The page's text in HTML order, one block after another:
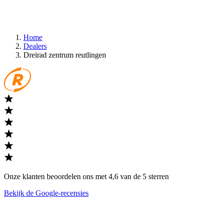
Home
Dealers
Dreirad zentrum reutlingen
Onze klanten beoordelen ons met 4,6 van de 5 sterren
Bekijk de Google-recensies